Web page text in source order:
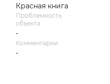
Красная книга
Проблемность
объекта
-
Комментарии
-